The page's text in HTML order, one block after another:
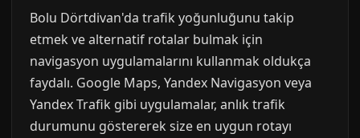
Bolu Dörtdivan'da trafik yoğunluğunu takip
etmek ve alternatif rotalar bulmak için
navigasyon uygulamalarını kullanmak oldukça
faydalı. Google Maps, Yandex Navigasyon veya
Yandex Trafik gibi uygulamalar, anlık trafik
durumunu göstererek size en uygun rotayı